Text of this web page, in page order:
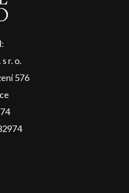
r. o.
576